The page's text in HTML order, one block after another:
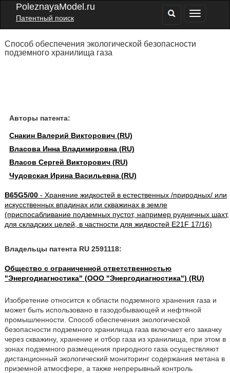
PoleznayaModel.ru
Патентный поиск
Способ обеспечения экологической безопасности
подземного хранилища газа
Авторы патента:
Снакин Валерий Викторович (RU)
Власова Инна Владимировна (RU)
Власов Сергей Викторович (RU)
Чудовская Ирина Васильевна (RU)
B65G5/00- Хранение жидкостей в естественных /природных/ или
искусственных впадинах или скважинах в земле
(приспосабливание подземных пустот, например рудничных шахт,
для складских целей, в частности для жидкостей E21F 17/16)
Владельцы патента RU 2591118:
Общество с ограниченной ответственностью
"Энергодиагностика" (ООО "Энергодиагностика") (RU)
Изобретение относится к области подземного хранения газа и
может быть использовано в газодобывающей и нефтяной
промышленности. Способ обеспечения экологической
безопасности подземного хранилища газа включает его закачку
через скважину, хранение и отбор газа из хранилища, при этом в
зонах подземного размещения природного газа осуществляют
дистанционный экологический мониторинг содержания метана в
приземной атмосфере, а также непрерывный контроль